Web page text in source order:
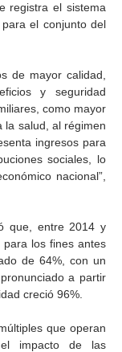
registra el sistema
el conjunto del
de mayor calidad,
y seguridad
como mayor
la salud, al régimen
ingresos para
sociales, lo
nacional”,
que, entre 2014 y
los fines antes
de 64%, con un
a partir
creció 96%.
que operan
impacto de las